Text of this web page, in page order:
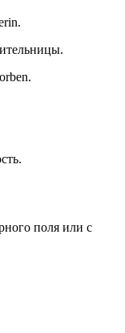
поля или с